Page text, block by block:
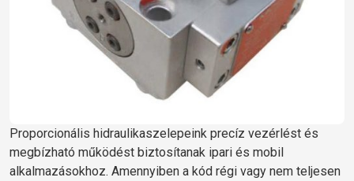
Proporcionális hidraulikaszelepeink precíz vezérlést és
megbízható működést biztosítanak ipari és mobil
alkalmazásokhoz. Amennyiben a kód régi vagy nem teljesen